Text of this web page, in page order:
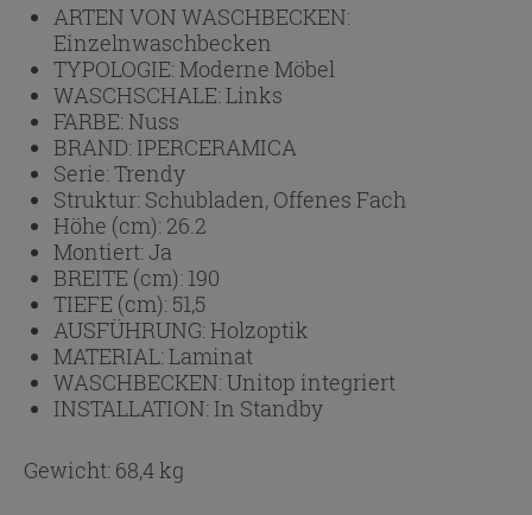
ARTEN VON WASCHBECKEN:
Einzelnwaschbecken
TYPOLOGIE:Moderne Möbel
WASCHSCHALE:Links
FARBE:Nuss
BRAND: IPERCERAMICA
Serie:Trendy
Struktur: Schubladen, Offenes Fach
Höhe (cm): 26.2
Montiert:Ja
BREITE (cm): 190
TIEFE (cm): 51,5
AUSFÜHRUNG:Holzoptik
MATERIAL:Laminat
WASCHBECKEN:Unitop integriert
INSTALLATION: In Standby
Gewicht: 68,4 kg